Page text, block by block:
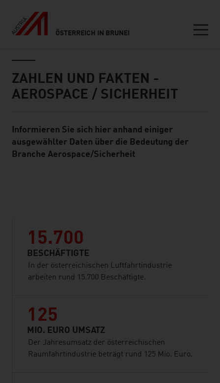
ÖSTERREICH IN BRUNEI
ZAHLEN UND FAKTEN -
AEROSPACE / SICHERHEIT
Standard Content Module
Informieren Sie sich hier anhand einiger
ausgewählter Daten über die Bedeutung der
Branche Aerospace/Sicherheit
15.700
BESCHÄFTIGTE
In der österreichischen Luftfahrtindustrie
arbeiten rund 15.700 Beschäftigte.
125
MIO. EURO UMSATZ
Der Jahresumsatz der österreichischen
Raumfahrtindustrie beträgt rund 125 Mio. Euro.